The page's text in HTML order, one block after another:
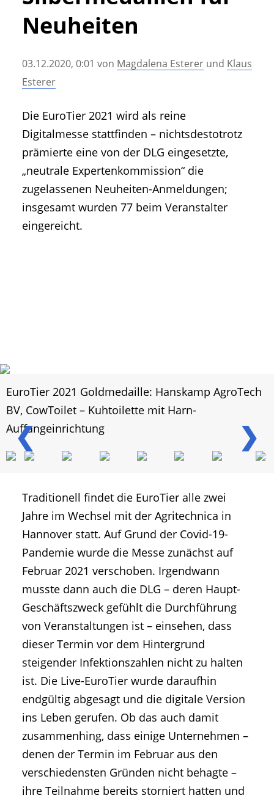
• Messen und Veranstaltungen
• Agritechnica Neuheiten Archiv
• Artikel nach Hersteller/Marke
Neuheiten
03.12.2020, 0:01 von Magdalena Esterer und Klaus
Esterer
Die EuroTier 2021 wird als reine
Digitalmesse stattfinden – nichtsdestotrotz
prämierte eine von der DLG eingesetzte,
„neutrale Expertenkommission“ die
zugelassenen Neuheiten-Anmeldungen;
insgesamt wurden 77 beim Veranstalter
eingereicht.
❮ ❯
EuroTier 2021 Goldmedaille: Hanskamp AgroTech
BV, CowToilet – Kuhtoilette mit Harn-
Auffangeinrichtung
Traditionell findet die EuroTier alle zwei
Jahre im Wechsel mit der Agritechnica in
Hannover statt. Auf Grund der Covid-19-
Pandemie wurde die Messe zunächst auf
Februar 2021 verschoben. Irgendwann
musste dann auch die DLG – deren Haupt-
Geschäftszweck gefühlt die Durchführung
von Veranstaltungen ist – einsehen, dass
dieser Termin vor dem Hintergrund
steigender Infektionszahlen nicht zu halten
ist. Die Live-EuroTier wurde daraufhin
endgültig abgesagt und die digitale Version
ins Leben gerufen. Ob das auch damit
zusammenhing, dass einige Unternehmen –
denen der Termin im Februar aus den
verschiedensten Gründen nicht behagte –
ihre Teilnahme bereits storniert hatten und